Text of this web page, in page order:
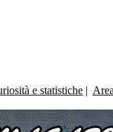
e statistiche |